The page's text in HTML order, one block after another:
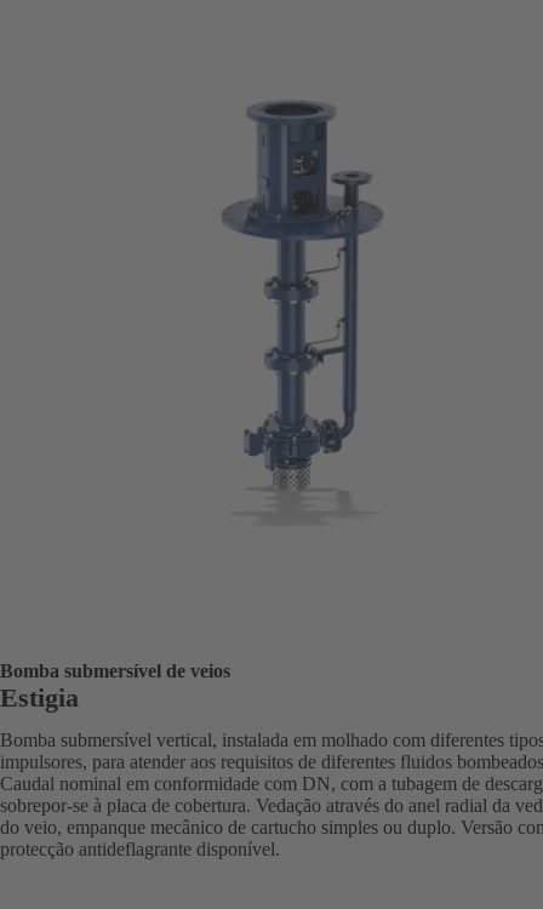
Bomba submersível de veios
Estigia
Bomba submersível vertical, instalada em molhado com diferentes
impulsores, para atender aos requisitos de diferentes fluidos
Caudal nominal em conformidade com DN, com a tubagem de
sobrepor-se à placa de cobertura. Vedação através do anel radial da
do veio, empanque mecânico de cartucho simples ou duplo. Versão
protecção antideflagrante disponível.